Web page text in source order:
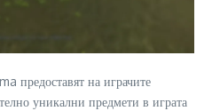
предоставят на играчите
уникални предмети в играта